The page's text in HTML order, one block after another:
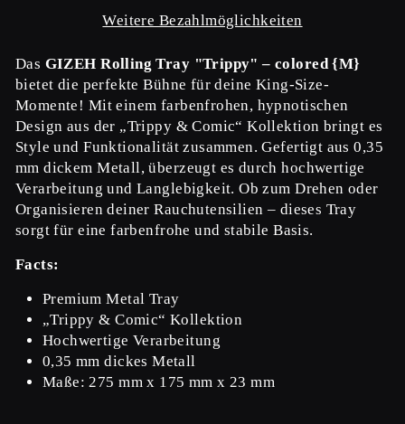
Weitere Bezahlmöglichkeiten
Das GIZEH Rolling Tray "Trippy" – colored {M}
bietet die perfekte Bühne für deine King-Size-
Momente! Mit einem farbenfrohen, hypnotischen
Design aus der „Trippy & Comic“ Kollektion bringt es
Style und Funktionalität zusammen. Gefertigt aus 0,35
mm dickem Metall, überzeugt es durch hochwertige
Verarbeitung und Langlebigkeit. Ob zum Drehen oder
Organisieren deiner Rauchutensilien – dieses Tray
sorgt für eine farbenfrohe und stabile Basis.
Facts:
Premium Metal Tray
„Trippy & Comic“ Kollektion
Hochwertige Verarbeitung
0,35 mm dickes Metall
Maße: 275 mm x 175 mm x 23 mm